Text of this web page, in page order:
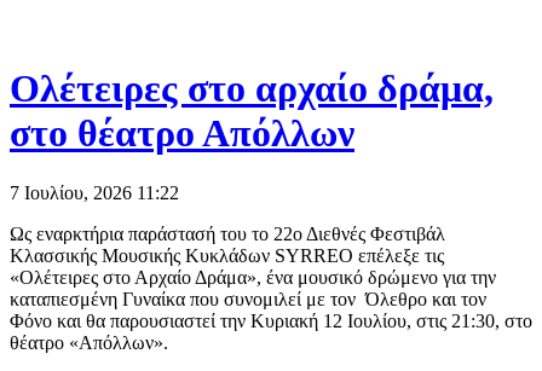
Ολέτειρες στο αρχαίο δράμα,
στο θέατρο Απόλλων
7 Ιουλίου, 2026 11:22
Ως εναρκτήρια παράστασή του το 22ο Διεθνές Φεστιβάλ
Κλασσικής Μουσικής Κυκλάδων SYRREO επέλεξε τις
«Ολέτειρες στο Αρχαίο Δράμα», ένα μουσικό δρώμενο για την
καταπιεσμένη Γυναίκα που συνομιλεί με τον Όλεθρο και τον
Φόνο και θα παρουσιαστεί την Κυριακή 12 Ιουλίου, στις 21:30, στο
θέατρο «Απόλλων».